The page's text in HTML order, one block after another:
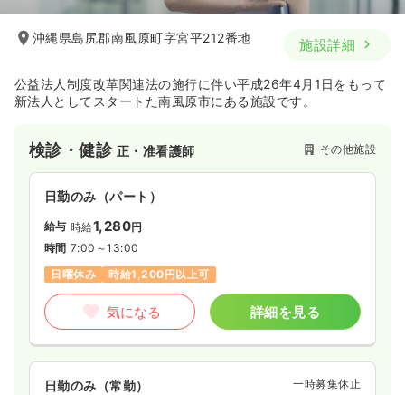
沖縄県島尻郡南風原町字宮平212番地 施設詳細
公益法人制度改革関連法の施行に伴い平成26年4月1日をもって
新法人としてスタートた南風原市にある施設です。
検診・健診 正・准看護師 その他施設
日勤のみ（パート）
給与 時給1,280円
時間 7:00～13:00
日曜休み
時給1,200円以上可
気になる 詳細を見る
日勤のみ（常勤） 一時募集休止